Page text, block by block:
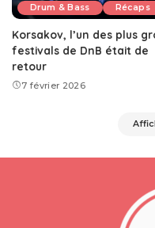
Drum & Bass Récaps
Korsakov, l’un des plus
festivals de DnB était de
retour
7 février 2026